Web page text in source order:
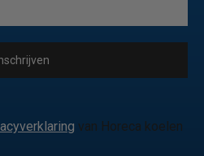
van Horeca koelen